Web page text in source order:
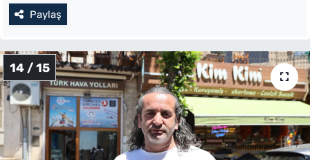
Paylaş
14 / 15